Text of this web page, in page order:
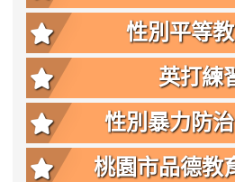
性別平等
英打練
性別暴力防
桃園市品德教